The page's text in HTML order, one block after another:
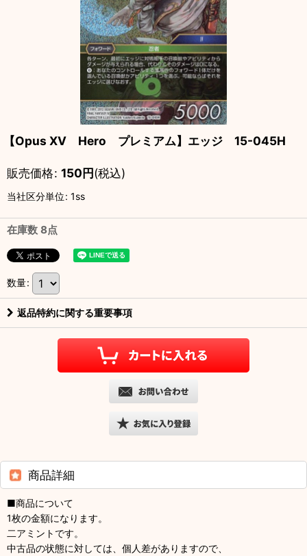
【Opus XV Hero プレミアム】エッジ 15-045H
販売価格: 150円(税込)
当社区分単位: 1ss
在庫数 8点
数量:
返品特約に関する重要事項
商品詳細
■商品について
1枚の金額になります。
二アミントです。
中古品の状態に対しては、個人差がありますので、